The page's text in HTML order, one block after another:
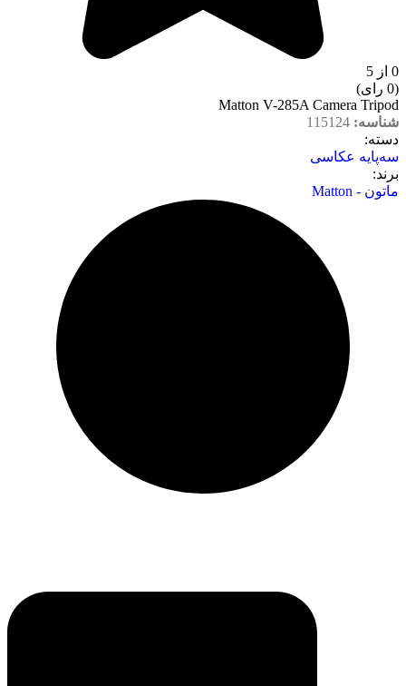
0 از 5
(0 رای)
Matton V-285A Camera Tripod
شناسه: 115124
دسته‌:
سه‌پایه عکاسی
برند:
ماتون - Matton